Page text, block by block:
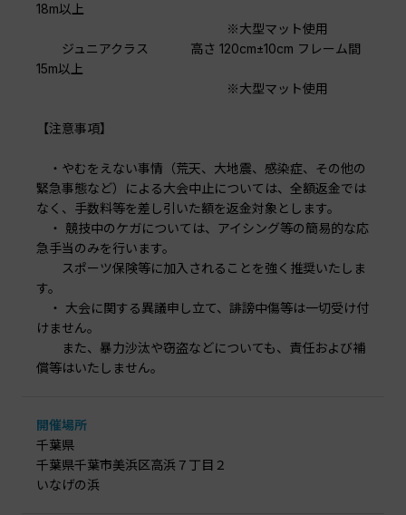
18m以上
※大型マット使用
ジュニアクラス 高さ 120cm±10cm フレーム間
15m以上
※大型マット使用
【注意事項】
・やむをえない事情（荒天、大地震、感染症、その他の
緊急事態など）による大会中止については、全額返金では
なく、手数料等を差し引いた額を返金対象とします。
・ 競技中のケガについては、アイシング等の簡易的な応
急手当のみを行います。
スポーツ保険等に加入されることを強く推奨いたしま
す。
・ 大会に関する異議申し立て、誹謗中傷等は一切受け付
けません。
また、暴力沙汰や窃盗などについても、責任および補
償等はいたしません。
開催場所
千葉県
千葉県千葉市美浜区高浜７丁目２
いなげの浜